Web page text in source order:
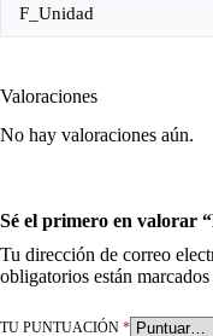
F_Unidad
Valoraciones
No hay valoraciones aún.
Sé el primero en valorar
Tu dirección de correo
obligatorios están marcados
TU PUNTUACIÓN *